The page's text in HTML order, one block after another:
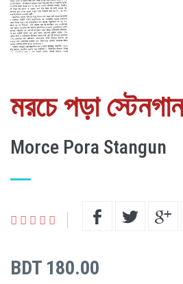
মরচে পড়া স্টেনগান
Morce Pora Stangun
BDT 180.00